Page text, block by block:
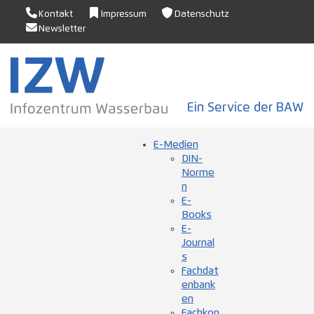
Kontakt Impressum
Datenschutz
Newsletter
Ein Service der BAW
E-Medien
DIN-
Norme
n
E-
Books
E-
Journal
s
Fachdat
enbank
en